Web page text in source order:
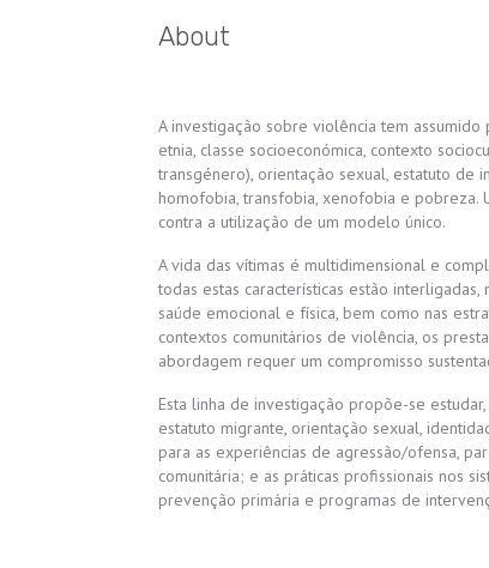
About
A investigação sobre violência tem
etnia, classe socioeconómica, contexto
transgénero), orientação sexual, estatuto de
homofobia, transfobia, xenofobia e
contra a utilização de um modelo único.
A vida das vítimas é multidimensional e
todas estas características estão
saúde emocional e física, bem como nas
contextos comunitários de violência, os
abordagem requer um compromisso
Esta linha de investigação propõe-se
estatuto migrante, orientação sexual,
para as experiências de agressão/ofensa,
comunitária; e as práticas profissionais nos
prevenção primária e programas de